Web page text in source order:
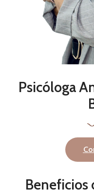
Psicóloga
Beneficios